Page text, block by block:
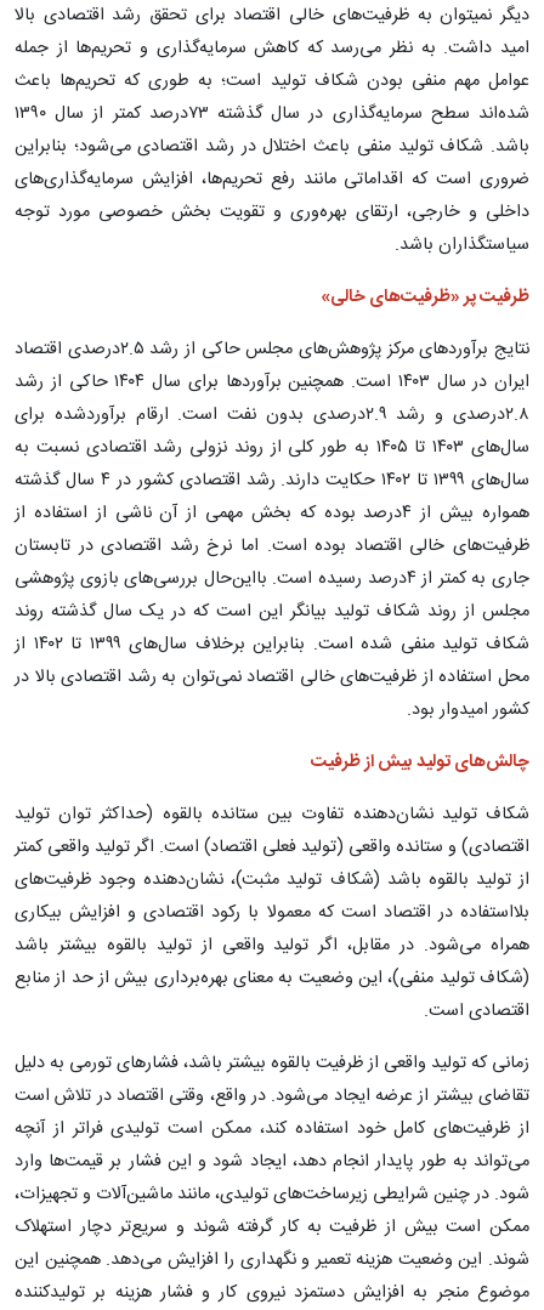
دیگر نمی‏توان به ظرفیت‌های خالی اقتصاد برای تحقق رشد اقتصادی بالا
امید داشت. به نظر می‌رسد که کاهش سرمایه‌گذاری و تحریم‌ها از جمله
عوامل مهم منفی بودن شکاف تولید است؛ به طوری که تحریم‌ها باعث
شده‌اند سطح سرمایه‌گذاری در سال گذشته ۷۳درصد کمتر از سال ۱۳۹۰
باشد. شکاف تولید منفی باعث اختلال در رشد اقتصادی می‌شود؛ بنابراین
ضروری است که اقداماتی مانند رفع تحریم‌ها، افزایش سرمایه‌گذاری‌های
داخلی و خارجی، ارتقای بهره‌وری و تقویت بخش خصوصی مورد توجه
سیاستگذاران باشد.
ظرفیت پر «ظرفیت‌های خالی»
نتایج برآوردهای مرکز پژوهش‌های مجلس حاکی از رشد ۲.۵درصدی اقتصاد
ایران در سال ۱۴۰۳ است. همچنین برآوردها برای سال ۱۴۰۴ حاکی از رشد
۲.۸درصدی و رشد ۲.۹درصدی بدون نفت است. ارقام برآوردشده برای
سال‌های ۱۴۰۳ تا ۱۴۰۵ به طور کلی از روند نزولی رشد اقتصادی نسبت به
سال‌های ۱۳۹۹ تا ۱۴۰۲ حکایت دارند. رشد اقتصادی کشور در ۴ سال گذشته
همواره بیش از ۴درصد بوده که بخش مهمی از آن ناشی از استفاده از
ظرفیت‌های خالی اقتصاد بوده است. اما نرخ رشد اقتصادی در تابستان
جاری به کمتر از ۴درصد رسیده است. با‌این‌حال بررسی‌های بازوی پژوهشی
مجلس از روند شکاف تولید بیانگر این است که در یک سال گذشته روند
شکاف تولید منفی شده است. بنابراین برخلاف سال‌های ۱۳۹۹ تا ۱۴۰۲ از
محل استفاده از ظرفیت‌های خالی اقتصاد نمی‌توان به رشد اقتصادی بالا در
کشور امیدوار بود.
چالش‌های تولید بیش از ظرفیت
شکاف تولید نشان‌دهنده تفاوت بین ستانده بالقوه (حداکثر توان تولید
اقتصادی) و ستانده واقعی (تولید فعلی اقتصاد) است. اگر تولید واقعی کمتر
از تولید بالقوه باشد (شکاف تولید مثبت)، نشان‌دهنده وجود ظرفیت‌های
بلااستفاده در اقتصاد است که معمولا با رکود اقتصادی و افزایش بیکاری
همراه می‌شود. در مقابل، اگر تولید واقعی از تولید بالقوه بیشتر باشد
(شکاف تولید منفی)، این وضعیت به معنای بهره‌برداری بیش از حد از منابع
اقتصادی است.
زمانی که تولید واقعی از ظرفیت بالقوه بیشتر باشد، فشارهای تورمی به دلیل
تقاضای بیشتر از عرضه ایجاد می‌شود. در واقع، وقتی اقتصاد در تلاش است
از ظرفیت‌های کامل خود استفاده کند، ممکن است تولیدی فراتر از آنچه
می‌تواند به طور پایدار انجام دهد، ایجاد شود و این فشار بر قیمت‌ها وارد
شود. در چنین شرایطی زیرساخت‌های تولیدی، مانند ماشین‌آلات و تجهیزات،
ممکن است بیش از ظرفیت به کار گرفته شوند و سریع‌تر دچار استهلاک
شوند. این وضعیت هزینه تعمیر و نگهداری را افزایش می‌دهد. همچنین این
موضوع منجر به افزایش دستمزد نیروی کار و فشار هزینه بر تولیدکننده